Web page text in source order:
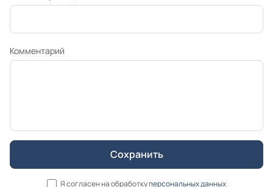
Комментарий
Я согласен на обработкуперсональных данных